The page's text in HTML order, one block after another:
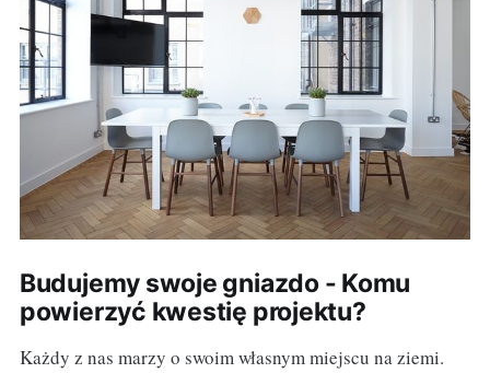
Budujemy swoje gniazdo - Komu
powierzyć kwestię projektu?
Każdy z nas marzy o swoim własnym miejscu na ziemi.